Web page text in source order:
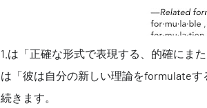
1.は「正確な形式で表現する、的確にま
は「彼は自分の新しい理論をformulate
続きます。